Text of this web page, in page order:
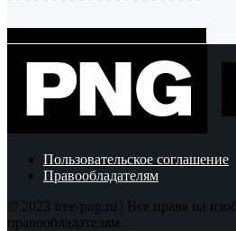
Пользовательское соглашение
Правообладателям
© 2023 free-png.ru | Все права на
правообладателям